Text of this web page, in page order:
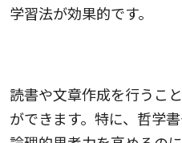
学習法が効果的です。
読書や文章作成を行うこ
ができます。特に、哲学